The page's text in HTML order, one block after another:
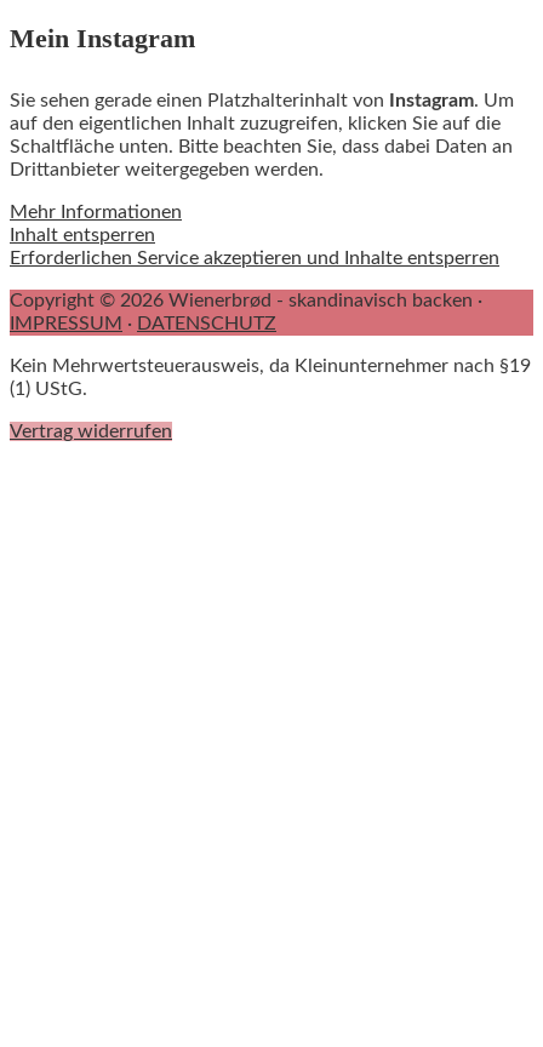
Mein Instagram
Sie sehen gerade einen Platzhalterinhalt von Instagram. Um
auf den eigentlichen Inhalt zuzugreifen, klicken Sie auf die
Schaltfläche unten. Bitte beachten Sie, dass dabei Daten an
Drittanbieter weitergegeben werden.
Mehr Informationen
Inhalt entsperren
Erforderlichen Service akzeptieren und Inhalte entsperren
Copyright © 2026 Wienerbrød - skandinavisch backen ·
IMPRESSUM · DATENSCHUTZ
Kein Mehrwertsteuerausweis, da Kleinunternehmer nach §19
(1) UStG.
Vertrag widerrufen